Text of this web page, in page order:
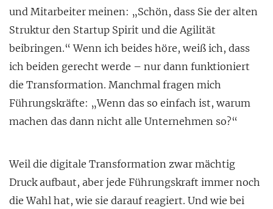
und Mitarbeiter meinen: „Schön, dass Sie der alten
Struktur den Startup Spirit und die Agilität
beibringen.“ Wenn ich beides höre, weiß ich, dass
ich beiden gerecht werde – nur dann funktioniert
die Transformation. Manchmal fragen mich
Führungskräfte: „Wenn das so einfach ist, warum
machen das dann nicht alle Unternehmen so?“
Weil die digitale Transformation zwar mächtig
Druck aufbaut, aber jede Führungskraft immer noch
die Wahl hat, wie sie darauf reagiert. Und wie bei